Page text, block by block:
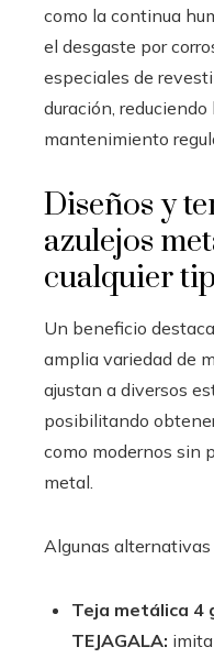
como la continua
el desgaste por
especiales de
duración,
mantenimiento
Diseños y
azulejos
cualquier
Un beneficio
amplia variedad de
ajustan a diversos
posibilitando
como modernos sin
metal.
Algunas alternativas
Teja metálica
TEJAGALA: